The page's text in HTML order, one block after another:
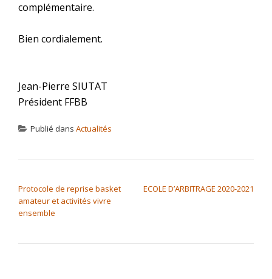
complémentaire.
Bien cordialement.
Jean-Pierre SIUTAT
Président FFBB
Publié dans Actualités
Protocole de reprise basket
amateur et activités vivre
ensemble
ECOLE D’ARBITRAGE 2020-2021